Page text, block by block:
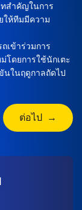
สำคัญในการ
ให้ทีมมีความ
เข้าร่วมการ
โดยการใช้นักเตะ
นในฤดูกาลถัดไป
ต่อไป →